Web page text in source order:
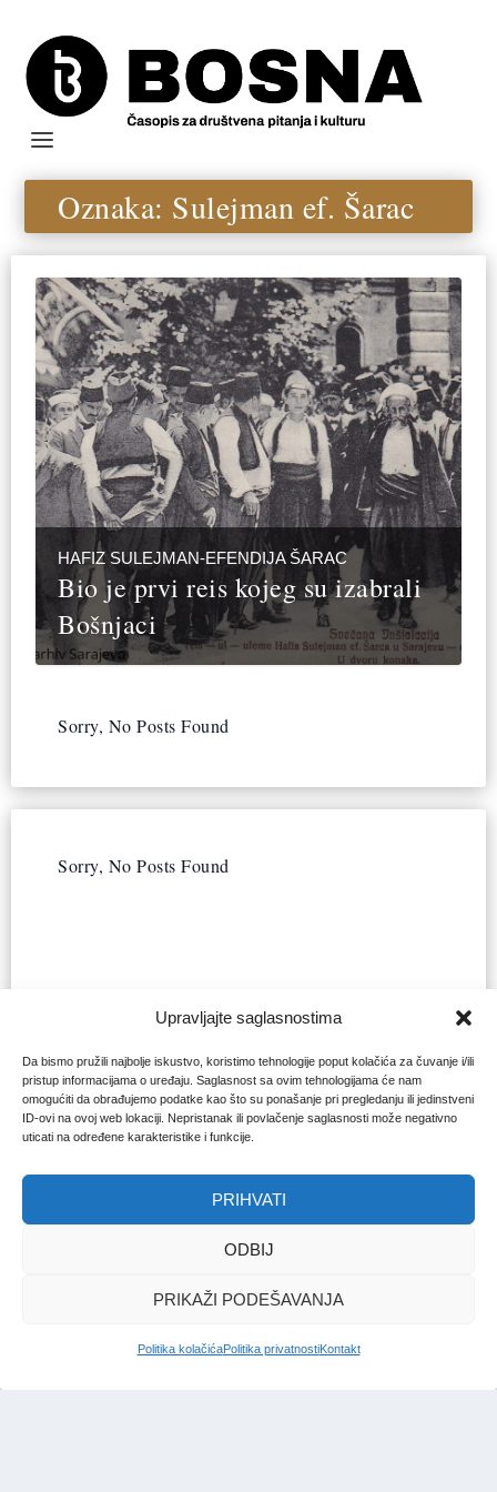
Upravljajte saglasnostima
Da bismo pružili najbolje iskustvo, koristimo tehnologije poput kolačića za čuvanje i/ili
pristup informacijama o uređaju. Saglasnost sa ovim tehnologijama će nam
omogućiti da obrađujemo podatke kao što su ponašanje pri pregledanju ili jedinstveni
ID-ovi na ovoj web lokaciji. Nepristanak ili povlačenje saglasnosti može negativno
uticati na određene karakteristike i funkcije.
PRIHVATI
ODBIJ
PRIKAŽI PODEŠAVANJA
Politika kolačićaPolitika privatnostiKontakt
Oznaka: Sulejman ef. Šarac
HAFIZ SULEJMAN-EFENDIJA ŠARAC
Bio je prvi reis kojeg su izabrali
Bošnjaci
Sorry, No Posts Found
Sorry, No Posts Found